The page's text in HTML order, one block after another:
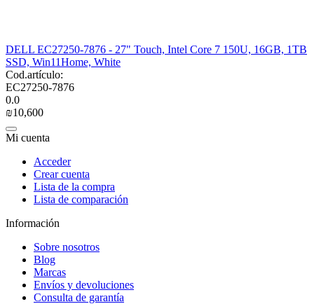
DELL EC27250-7876 - 27" Touch, Intel Core 7 150U, 16GB, 1TB
SSD, Win11Home, White
Cod.artículo:
EC27250-7876
0.0
₪10,600
Mi cuenta
Acceder
Crear cuenta
Lista de la compra
Lista de comparación
Información
Sobre nosotros
Blog
Marcas
Envíos y devoluciones
Consulta de garantía